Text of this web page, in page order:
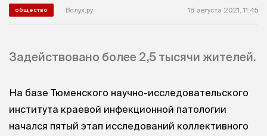
общество Вслух.ру 18 августа 2021, 11:45
Задействовано более 2,5 тысячи жителей.
На базе Тюменского научно-исследовательского
института краевой инфекционной патологии
начался пятый этап исследований коллективного